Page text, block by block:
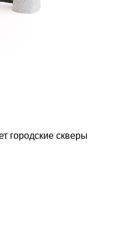
городские скверы